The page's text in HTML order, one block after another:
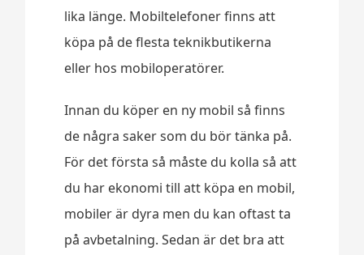
lika länge. Mobiltelefoner finns att
köpa på de flesta teknikbutikerna
eller hos mobiloperatörer.
Innan du köper en ny mobil så finns
de några saker som du bör tänka på.
För det första så måste du kolla så att
du har ekonomi till att köpa en mobil,
mobiler är dyra men du kan oftast ta
på avbetalning. Sedan är det bra att